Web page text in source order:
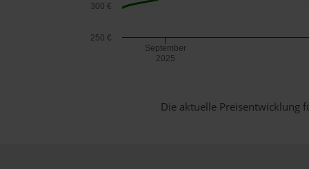
September
2025
250 €
300 €
Die aktuelle Preisentwicklung